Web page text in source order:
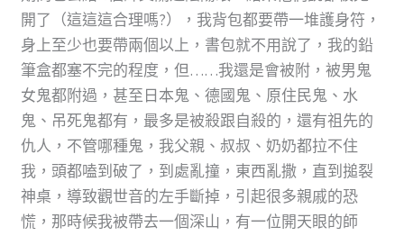
開了（這這這合理嗎?），我背包都要帶一堆護身符，
身上至少也要帶兩個以上，書包就不用說了，我的鉛
筆盒都塞不完的程度，但……我還是會被附，被男鬼
女鬼都附過，甚至日本鬼、德國鬼、原住民鬼、水
鬼、吊死鬼都有，最多是被殺跟自殺的，還有祖先的
仇人，不管哪種鬼，我父親、叔叔、奶奶都拉不住
我，頭都嗑到破了，到處亂撞，東西亂撒，直到搥裂
神桌，導致觀世音的左手斷掉，引起很多親戚的恐
慌，那時候我被帶去一個深山，有一位開天眼的師